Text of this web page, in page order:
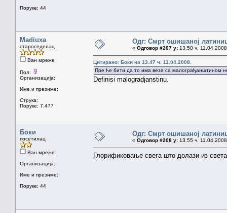
Поруке: 44
Madiuxa
староседелац
Ван мреже
Пол:
Организација:
Име и презиме:
Струка:
Поруке: 7.477
Одг: Смрт ошишаној
« Одговор #207 у: 13.50 ч.
Цитирано: Боки на 13.47 ч. 11.04.2008.
Пре ће бити да то има везе са малограђанштином
Definisi malogradjanstinu.
Боки
посетилац
Ван мреже
Организација:
Име и презиме:
Поруке: 44
Одг: Смрт ошишаној
« Одговор #208 у: 13.55 ч.
Глорификовање свега што долази из